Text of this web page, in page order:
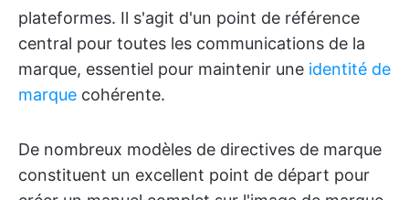
plateformes. Il s'agit d'un point de référence
central pour toutes les communications de la
marque, essentiel pour maintenir une identité de
marque cohérente.
De nombreux modèles de directives de marque
constituent un excellent point de départ pour